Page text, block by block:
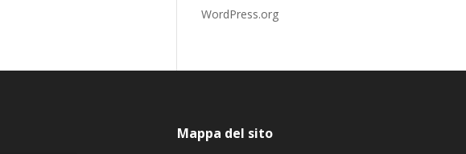
WordPress.org
Mappa del sito